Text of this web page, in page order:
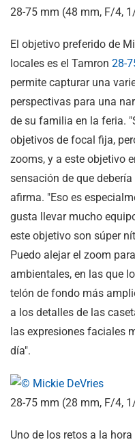
28-75 mm (48 mm, F/4,
El objetivo preferido de
locales es el Tamron 28-
permite capturar una
perspectivas para una
de su familia en la feria.
objetivos de focal fija,
zooms, y a este objetivo
sensación de que
afirma. "Eso es
gusta llevar mucho
este objetivo son súper
Puedo alejar el zoom
ambientales, en las que
telón de fondo más
a los detalles de las
las expresiones faciales
día".
28-75 mm (28 mm, F/4,
Uno de los retos a la